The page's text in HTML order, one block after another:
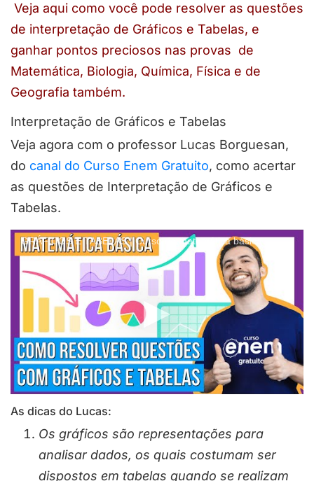
Veja aqui como você pode resolver as questões
de interpretação de Gráficos e Tabelas, e
ganhar pontos preciosos nas provas de
Matemática, Biologia, Química, Física e de
Geografia também.
Interpretação de Gráficos e Tabelas
Veja agora com o professor Lucas Borguesan,
do canal do Curso Enem Gratuito, como acertar
as questões de Interpretação de Gráficos e
Tabelas.
GRÁFICOS E TABELAS | Curso de matemática básica
As dicas do Lucas:
Os gráficos são representações para
analisar dados, os quais costumam ser
dispostos em tabelas quando se realizam